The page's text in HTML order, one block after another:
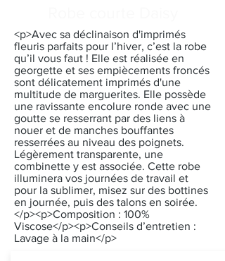
<p>Avec sa déclinaison d'imprimés
fleuris parfaits pour l’hiver, c’est la robe
qu’il vous faut ! Elle est réalisée en
georgette et ses empiècements froncés
sont délicatement imprimés d'une
multitude de marguerites. Elle possède
une ravissante encolure ronde avec une
goutte se resserrant par des liens à
nouer et de manches bouffantes
resserrées au niveau des poignets.
Légèrement transparente, une
combinette y est associée. Cette robe
illuminera vos journées de travail et
pour la sublimer, misez sur des bottines
en journée, puis des talons en soirée.
</p><p>Composition : 100%
Viscose</p><p>Conseils d’entretien :
Lavage à la main</p>